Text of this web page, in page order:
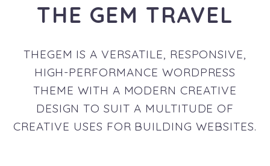
THE GEM TRAVEL
THEGEM IS A VERSATILE, RESPONSIVE,
HIGH-PERFORMANCE WORDPRESS
THEME WITH A MODERN CREATIVE
DESIGN TO SUIT A MULTITUDE OF
CREATIVE USES FOR BUILDING WEBSITES.